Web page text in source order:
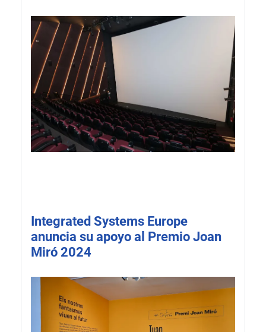
Integrated Systems Europe
anuncia su apoyo al Premio Joan
Miró 2024